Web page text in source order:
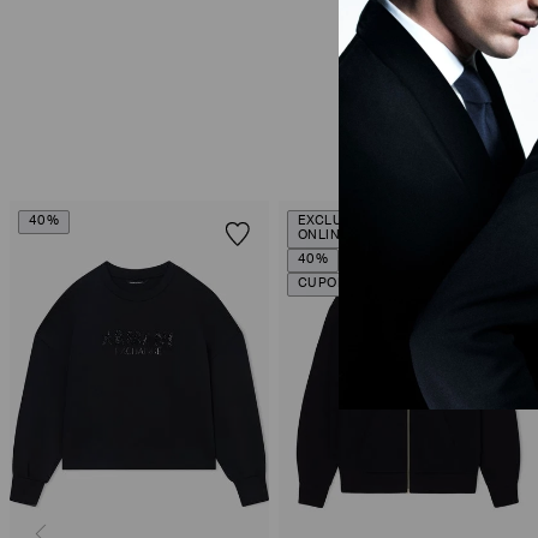
40%
EXCLUSIVIDADE
ONLINE
40%
CUPOM SALE10